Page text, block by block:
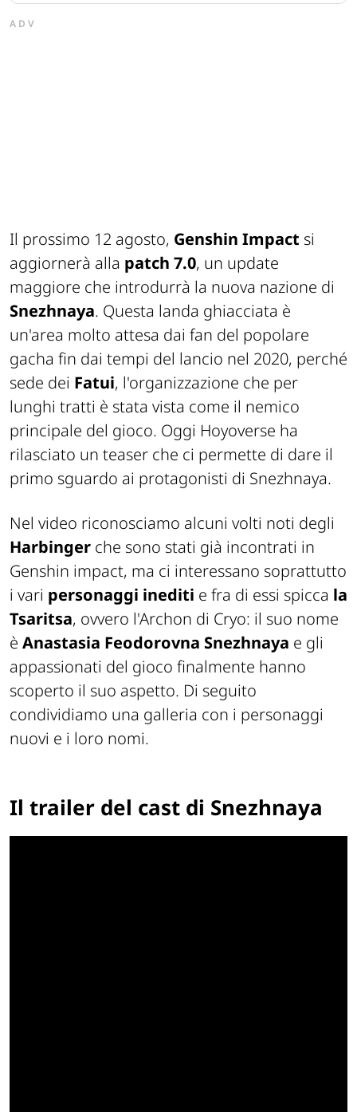
ADV
Il prossimo 12 agosto, Genshin Impact si
aggiornerà alla patch 7.0, un update
maggiore che introdurrà la nuova nazione di
Snezhnaya. Questa landa ghiacciata è
un'area molto attesa dai fan del popolare
gacha fin dai tempi del lancio nel 2020, perché
sede dei Fatui, l'organizzazione che per
lunghi tratti è stata vista come il nemico
principale del gioco. Oggi Hoyoverse ha
rilasciato un teaser che ci permette di dare il
primo sguardo ai protagonisti di Snezhnaya.
Nel video riconosciamo alcuni volti noti degli
Harbinger che sono stati già incontrati in
Genshin impact, ma ci interessano soprattutto
i vari personaggi inediti e fra di essi spicca la
Tsaritsa, ovvero l'Archon di Cryo: il suo nome
è Anastasia Feodorovna Snezhnaya e gli
appassionati del gioco finalmente hanno
scoperto il suo aspetto. Di seguito
condividiamo una galleria con i personaggi
nuovi e i loro nomi.
Il trailer del cast di Snezhnaya